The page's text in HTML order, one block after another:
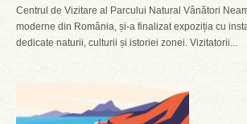
Centrul de Vizitare al Parcului Natural Vânători
moderne din România, și-a finalizat expoziția cu
dedicate naturii, culturii și istoriei zonei. Vizitatorii...